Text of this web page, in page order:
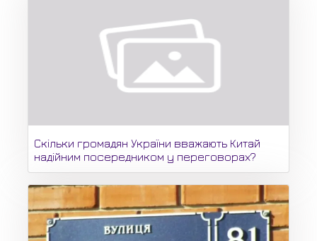
Скільки громадян України вважають Китай
надійним посередником у переговорах?